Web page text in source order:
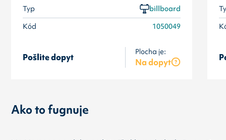
Typ
billboard
Kód
1050049
Pošlite dopyt
Plocha je:
Na dopyt
Ako to fugnuje